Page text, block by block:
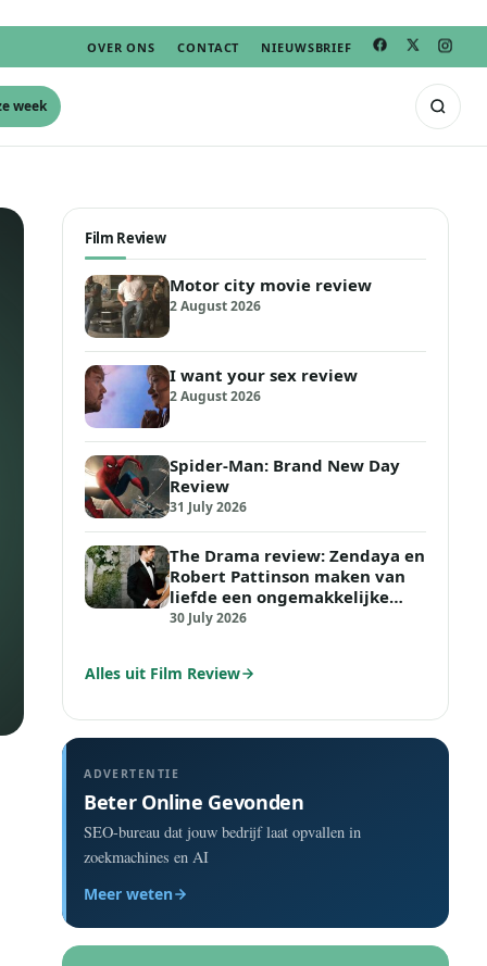
OVER ONS CONTACT NIEUWSBRIEF
week
Film Review
Motor city movie review
2 August 2026
I want your sex review
2 August 2026
Spider-Man: Brand New Day
Review
31 July 2026
The Drama review: Zendaya en
Robert Pattinson maken van
liefde een ongemakkelijke
tijdbom
30 July 2026
Alles uit Film Review
ADVERTENTIE
Beter Online Gevonden
SEO-bureau dat jouw bedrijf laat opvallen in
zoekmachines en AI
Meer weten